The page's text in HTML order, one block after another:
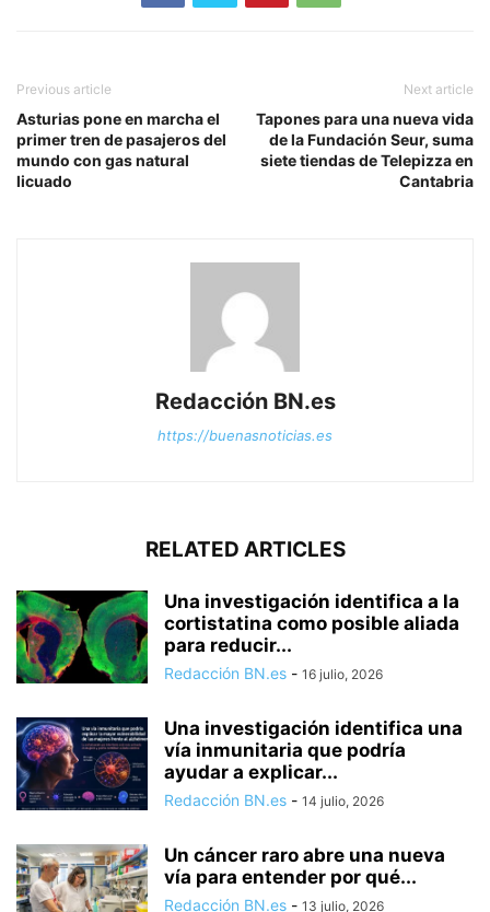
Previous article
Asturias pone en marcha el
primer tren de pasajeros del
mundo con gas natural
licuado
Next article
Tapones para una nueva vida
de la Fundación Seur, suma
siete tiendas de Telepizza en
Cantabria
Redacción BN.es
https://buenasnoticias.es
RELATED ARTICLES
Una investigación identifica a la
cortistatina como posible aliada
para reducir...
Redacción BN.es - 16 julio, 2026
Una investigación identifica una
vía inmunitaria que podría
ayudar a explicar...
Redacción BN.es - 14 julio, 2026
Un cáncer raro abre una nueva
vía para entender por qué...
Redacción BN.es - 13 julio, 2026